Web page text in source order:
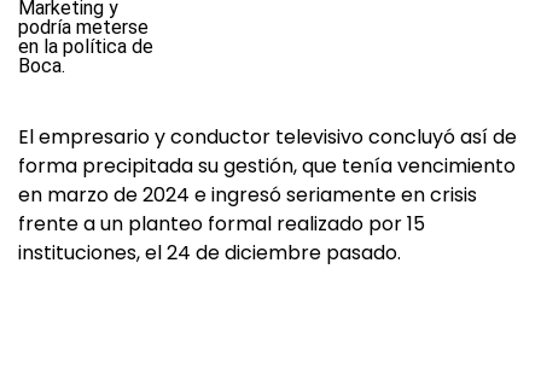
El empresario y conductor televisivo concluyó así de
forma precipitada su gestión, que tenía vencimiento
en marzo de 2024 e ingresó seriamente en crisis
frente a un planteo formal realizado por 15
instituciones, el 24 de diciembre pasado.